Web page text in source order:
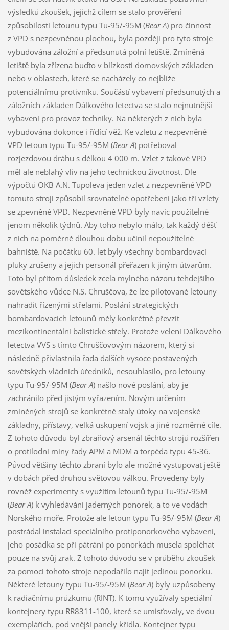
výsledků zkoušek, jejichž cílem se stalo prověření
způsobilosti letounu typu Tu-95/-95M (Bear A) pro činnost
z VPD s nezpevněnou plochou, byla později pro tyto stroje
vybudována záložní a předsunutá polní letiště. Zmíněná
letiště byla zřízena buďto v blízkosti domovských základen
nebo v oblastech, které se nacházely co nejblíže
potenciálnímu protivníku. Součástí vybavení předsunutých a
záložních základen Dálkového letectva se stalo nejnutnější
vybavení pro provoz techniky. Na některých z nich byla
vybudována dokonce i řídící věž. Ke vzletu z nezpevněné
VPD letoun typu Tu-95/-95M (Bear A) potřeboval
rozjezdovou dráhu s délkou 4 000 m. Vzlet z takové VPD
měl ale neblahý vliv na jeho technickou životnost. Dle
výpočtů OKB A.N. Tupoleva jeden vzlet z nezpevněné VPD
tomuto stroji způsobil srovnatelné opotřebení jako tři vzlety
se zpevněné VPD. Nezpevněné VPD byly navíc použitelné
jenom několik týdnů. Aby toho nebylo málo, tak každý déšť
z nich na poměrně dlouhou dobu učinil nepoužitelné
bahniště. Na počátku 60. let byly všechny bombardovací
pluky zrušeny a jejich personál přeřazen k jiným útvarům.
Toto byl přitom důsledek zcela mylného názoru tehdejšího
sovětského vůdce N.S. Chruščova, že lze pilotované letouny
nahradit řízenými střelami. Poslání strategických
bombardovacích letounů měly konkrétně převzít
mezikontinentální balistické střely. Protože velení Dálkového
letectva VVS s tímto Chruščovovým názorem, který si
následně přivlastnila řada dalších vysoce postavených
sovětských vládních úředníků, nesouhlasilo, pro letouny
typu Tu-95/-95M (Bear A) našlo nové poslání, aby je
zachránilo před jistým vyřazením. Novým určením
zmíněných strojů se konkrétně staly útoky na vojenské
základny, přístavy, velká uskupení vojsk a jiné rozměrné cíle.
Z tohoto důvodu byl zbraňový arsenál těchto strojů rozšířen
o protilodní miny řady APM a MDM a torpéda typu 45-36.
Původ většiny těchto zbraní bylo ale možné vystupovat ještě
v dobách před druhou světovou válkou. Provedeny byly
rovněž experimenty s využitím letounů typu Tu-95/-95M
(Bear A) k vyhledávání jaderných ponorek, a to ve vodách
Norského moře. Protože ale letoun typu Tu-95/-95M (Bear A)
postrádal instalaci speciálního protiponorkového vybavení,
jeho posádka se při pátrání po ponorkách musela spoléhat
pouze na svůj zrak. Z tohoto důvodu se v průběhu zkoušek
za pomoci tohoto stroje nepodařilo najít jedinou ponorku.
Některé letouny typu Tu-95/-95M (Bear A) byly uzpůsobeny
k radiačnímu průzkumu (RINT). K tomu využívaly speciální
kontejnery typu RR8311-100, které se umisťovaly, ve dvou
exemplářích, pod vnější panely křídla. Kontejner typu